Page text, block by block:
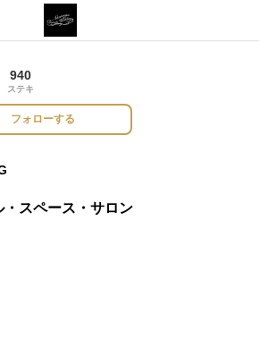
940
ステキ
フォローする
スペース・サロン